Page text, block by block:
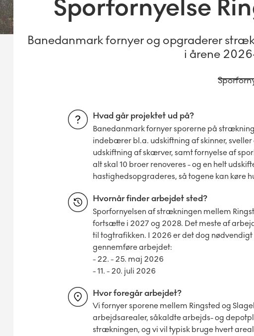
Sporfornyelse
Banedanmark fornyer og opgraderer
i årene
Hvad går projektet ud på?
Banedanmark fornyer sporerne på
indebærer bl.a. udskiftning af skinner,
udskiftning af skærver, samt fornyelse af
alt skal 10 broer renoveres - og en helt
hastighedsopgraderes, så togene kan køre
Hvornår finder arbejdet sted?
Sporfornyelsen af strækningen mellem
fortsætte i 2027 og 2028. Det meste af
til togtrafikken. I 2026 er det dog
gennemføre arbejdet:
- 22. - 25. maj 2026
- 11. - 20. juli 2026
Hvor foregår arbejdet?
Vi fornyer sporene mellem Ringsted og
arbejdsarealer, såkaldte arbejds- og
strækningen, og vi vil typisk bruge hvert